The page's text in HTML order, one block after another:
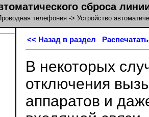
сброса
телефония -> Устройство
<< Назад в раздел Распечатать
В некоторых
отключения
аппаратов и